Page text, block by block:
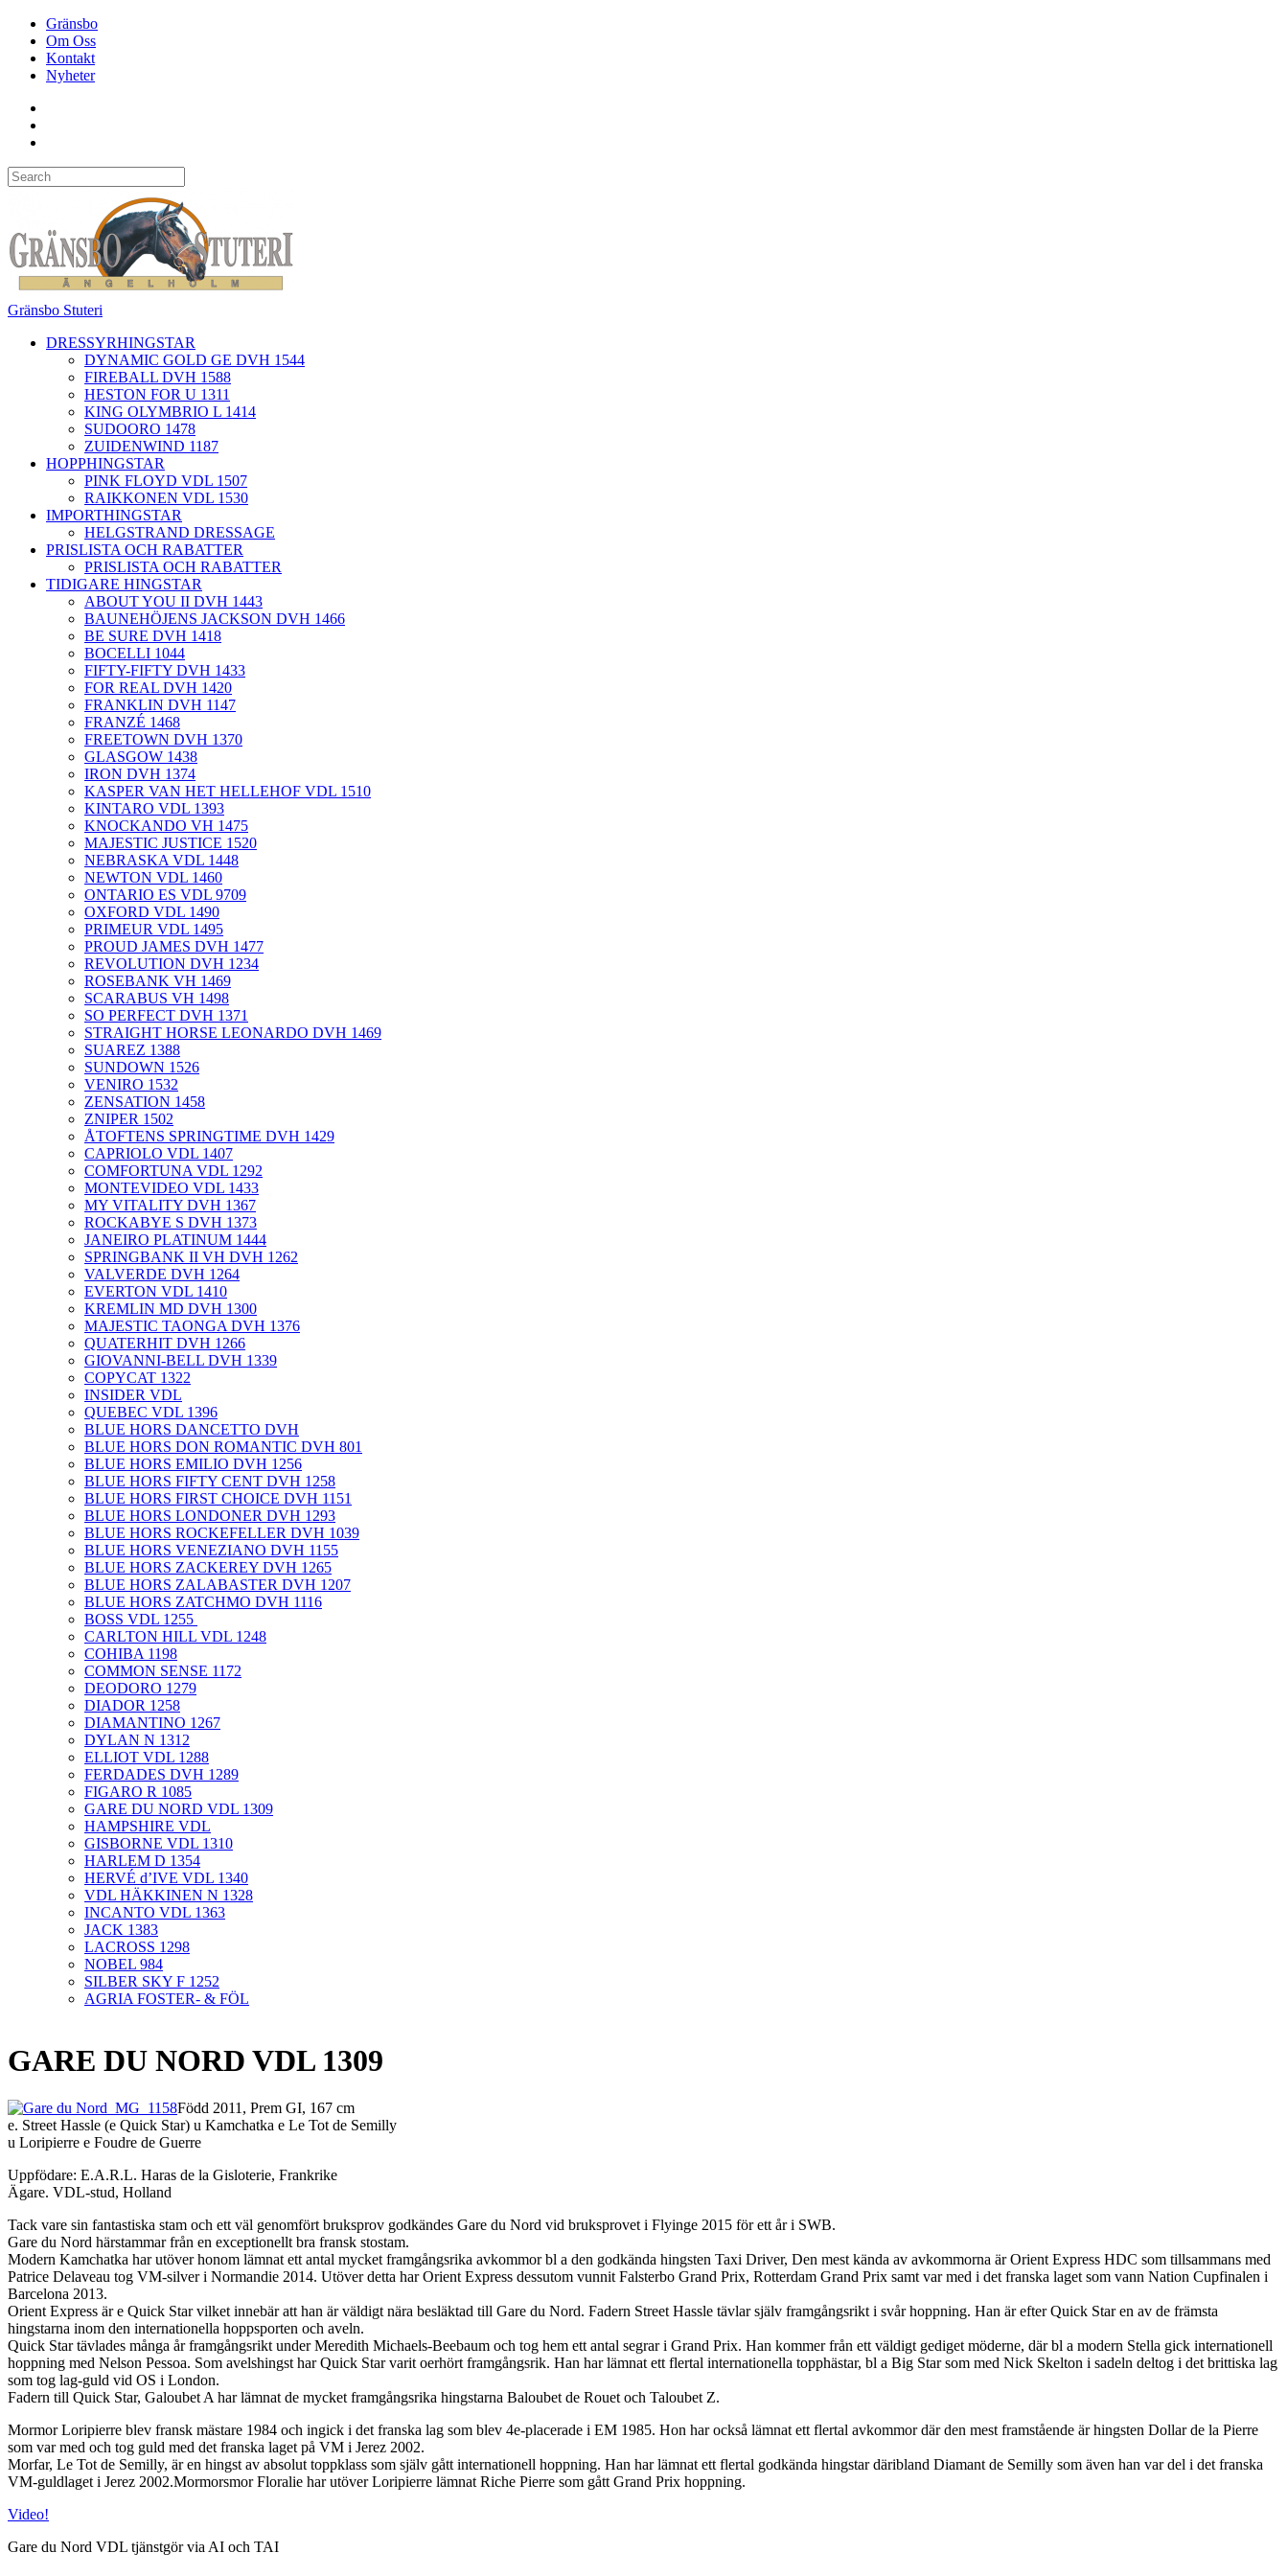
Gränsbo
Om Oss
Kontakt
Nyheter
Gränsbo Stuteri
DRESSYRHINGSTAR
DYNAMIC GOLD GE DVH 1544
FIREBALL DVH 1588
HESTON FOR U 1311
KING OLYMBRIO L 1414
SUDOORO 1478
ZUIDENWIND 1187
HOPPHINGSTAR
PINK FLOYD VDL 1507
RAIKKONEN VDL 1530
IMPORTHINGSTAR
HELGSTRAND DRESSAGE
PRISLISTA OCH RABATTER
PRISLISTA OCH RABATTER
TIDIGARE HINGSTAR
ABOUT YOU II DVH 1443
BAUNEHÖJENS JACKSON DVH 1466
BE SURE DVH 1418
BOCELLI 1044
FIFTY-FIFTY DVH 1433
FOR REAL DVH 1420
FRANKLIN DVH 1147
FRANZÉ 1468
FREETOWN DVH 1370
GLASGOW 1438
IRON DVH 1374
KASPER VAN HET HELLEHOF VDL 1510
KINTARO VDL 1393
KNOCKANDO VH 1475
MAJESTIC JUSTICE 1520
NEBRASKA VDL 1448
NEWTON VDL 1460
ONTARIO ES VDL 9709
OXFORD VDL 1490
PRIMEUR VDL 1495
PROUD JAMES DVH 1477
REVOLUTION DVH 1234
ROSEBANK VH 1469
SCARABUS VH 1498
SO PERFECT DVH 1371
STRAIGHT HORSE LEONARDO DVH 1469
SUAREZ 1388
SUNDOWN 1526
VENIRO 1532
ZENSATION 1458
ZNIPER 1502
ÅTOFTENS SPRINGTIME DVH 1429
CAPRIOLO VDL 1407
COMFORTUNA VDL 1292
MONTEVIDEO VDL 1433
MY VITALITY DVH 1367
ROCKABYE S DVH 1373
JANEIRO PLATINUM 1444
SPRINGBANK II VH DVH 1262
VALVERDE DVH 1264
EVERTON VDL 1410
KREMLIN MD DVH 1300
MAJESTIC TAONGA DVH 1376
QUATERHIT DVH 1266
GIOVANNI-BELL DVH 1339
COPYCAT 1322
INSIDER VDL
QUEBEC VDL 1396
BLUE HORS DANCETTO DVH
BLUE HORS DON ROMANTIC DVH 801
BLUE HORS EMILIO DVH 1256
BLUE HORS FIFTY CENT DVH 1258
BLUE HORS FIRST CHOICE DVH 1151
BLUE HORS LONDONER DVH 1293
BLUE HORS ROCKEFELLER DVH 1039
BLUE HORS VENEZIANO DVH 1155
BLUE HORS ZACKEREY DVH 1265
BLUE HORS ZALABASTER DVH 1207
BLUE HORS ZATCHMO DVH 1116
BOSS VDL 1255 ​
CARLTON HILL VDL 1248
COHIBA 1198
COMMON SENSE 1172
DEODORO 1279
DIADOR 1258
DIAMANTINO 1267
DYLAN N 1312
ELLIOT VDL 1288
FERDADES DVH 1289
FIGARO R 1085
GARE DU NORD VDL 1309
HAMPSHIRE VDL
GISBORNE VDL 1310
HARLEM D 1354
HERVÉ d’IVE VDL 1340
VDL HÄKKINEN N 1328
INCANTO VDL 1363
JACK 1383
LACROSS 1298
NOBEL 984
SILBER SKY F 1252
AGRIA FOSTER- & FÖL
GARE DU NORD VDL 1309
Född 2011, Prem GI, 167 cm
e. Street Hassle (e Quick Star) u Kamchatka e Le Tot de Semilly
u Loripierre e Foudre de Guerre
Uppfödare: E.A.R.L. Haras de la Gisloterie, Frankrike
Ägare. VDL-stud, Holland
Tack vare sin fantastiska stam och ett väl genomfört bruksprov godkändes Gare du Nord vid bruksprovet i Flyinge 2015 för ett år i SWB.
Gare du Nord härstammar från en exceptionellt bra fransk stostam.
Modern Kamchatka har utöver honom lämnat ett antal mycket framgångsrika avkommor bl a den godkända hingsten Taxi Driver, Den mest kända av avkommorna är Orient Express HDC som tillsammans med
Patrice Delaveau tog VM-silver i Normandie 2014. Utöver detta har Orient Express dessutom vunnit Falsterbo Grand Prix, Rotterdam Grand Prix samt var med i det franska laget som vann Nation Cupfinalen i
Barcelona 2013.
Orient Express är e Quick Star vilket innebär att han är väldigt nära besläktad till Gare du Nord. Fadern Street Hassle tävlar själv framgångsrikt i svår hoppning. Han är efter Quick Star en av de främsta
hingstarna inom den internationella hoppsporten och aveln.
Quick Star tävlades många år framgångsrikt under Meredith Michaels-Beebaum och tog hem ett antal segrar i Grand Prix. Han kommer från ett väldigt gediget möderne, där bl a modern Stella gick internationell
hoppning med Nelson Pessoa. Som avelshingst har Quick Star varit oerhört framgångsrik. Han har lämnat ett flertal internationella topphästar, bl a Big Star som med Nick Skelton i sadeln deltog i det brittiska lag
som tog lag-guld vid OS i London.
Fadern till Quick Star, Galoubet A har lämnat de mycket framgångsrika hingstarna Baloubet de Rouet och Taloubet Z.
Mormor Loripierre blev fransk mästare 1984 och ingick i det franska lag som blev 4e-placerade i EM 1985. Hon har också lämnat ett flertal avkommor där den mest framstående är hingsten Dollar de la Pierre
som var med och tog guld med det franska laget på VM i Jerez 2002.
Morfar, Le Tot de Semilly, är en hingst av absolut toppklass som själv gått internationell hoppning. Han har lämnat ett flertal godkända hingstar däribland Diamant de Semilly som även han var del i det franska
VM-guldlaget i Jerez 2002.Mormorsmor Floralie har utöver Loripierre lämnat Riche Pierre som gått Grand Prix hoppning.
Video!
Gare du Nord VDL tjänstgör via AI och TAI